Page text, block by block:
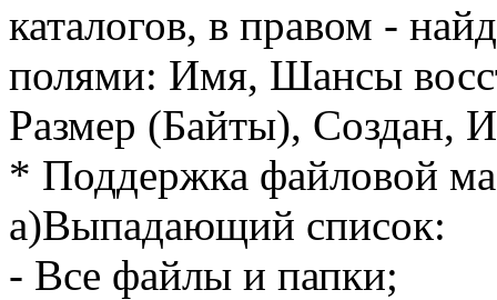
каталогов, в правом -
полями: Имя, Шансы
Размер (Байты), Создан,
* Поддержка файловой
a)Выпадающий список:
- Все файлы и папки;